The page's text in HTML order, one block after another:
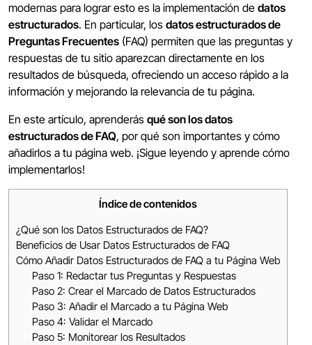
modernas para lograr esto es la implementación de datos
estructurados. En particular, los datos estructurados de
Preguntas Frecuentes (FAQ) permiten que las preguntas y
respuestas de tu sitio aparezcan directamente en los
resultados de búsqueda, ofreciendo un acceso rápido a la
información y mejorando la relevancia de tu página.
En este artículo, aprenderás qué son los datos
estructurados de FAQ, por qué son importantes y cómo
añadirlos a tu página web. ¡Sigue leyendo y aprende cómo
implementarlos!
Índice de contenidos
¿Qué son los Datos Estructurados de FAQ?
Beneficios de Usar Datos Estructurados de FAQ
Cómo Añadir Datos Estructurados de FAQ a tu Página Web
Paso 1: Redactar tus Preguntas y Respuestas
Paso 2: Crear el Marcado de Datos Estructurados
Paso 3: Añadir el Marcado a tu Página Web
Paso 4: Validar el Marcado
Paso 5: Monitorear los Resultados